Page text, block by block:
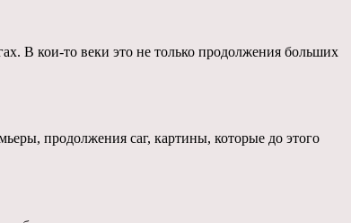
В кои-то веки это не только продолжения больших
продолжения саг, картины, которые до этого